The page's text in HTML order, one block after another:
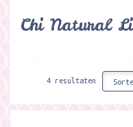
Chi Natural
4 resultaten